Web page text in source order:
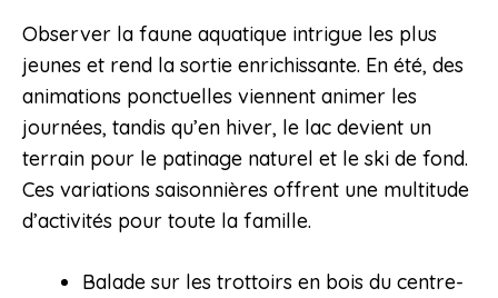
Observer la faune aquatique intrigue les plus
jeunes et rend la sortie enrichissante. En été, des
animations ponctuelles viennent animer les
journées, tandis qu’en hiver, le lac devient un
terrain pour le patinage naturel et le ski de fond.
Ces variations saisonnières offrent une multitude
d’activités pour toute la famille.
Balade sur les trottoirs en bois du centre-